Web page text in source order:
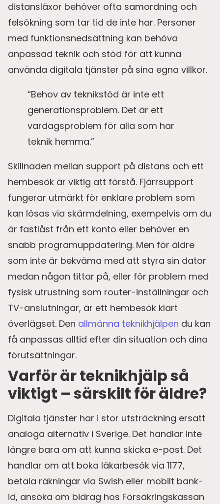
distansläxor behöver ofta samordning och
felsökning som tar tid de inte har. Personer
med funktionsnedsättning kan behöva
anpassad teknik och stöd för att kunna
använda digitala tjänster på sina egna villkor.
“Behov av teknikstöd är inte ett
generationsproblem. Det är ett
vardagsproblem för alla som har
teknik hemma.”
Skillnaden mellan support på distans och ett
hembesök är viktig att förstå. Fjärrsupport
fungerar utmärkt för enklare problem som
kan lösas via skärmdelning, exempelvis om du
är fastlåst från ett konto eller behöver en
snabb programuppdatering. Men för äldre
som inte är bekväma med att styra sin dator
medan någon tittar på, eller för problem med
fysisk utrustning som router-inställningar och
TV-anslutningar, är ett hembesök klart
överlägset. Den allmänna teknikhjälpen du kan
få anpassas alltid efter din situation och dina
förutsättningar.
Varför är teknikhjälp så
viktigt – särskilt för äldre?
Digitala tjänster har i stor utsträckning ersatt
analoga alternativ i Sverige. Det handlar inte
längre bara om att kunna skicka e-post. Det
handlar om att boka läkarbesök via 1177,
betala räkningar via Swish eller mobilt bank-
id, ansöka om bidrag hos Försäkringskassan